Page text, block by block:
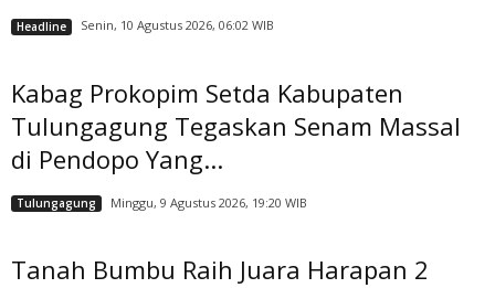
Headline Senin, 10 Agustus 2026, 06:02 WIB
Kabag Prokopim Setda Kabupaten
Tulungagung Tegaskan Senam Massal
di Pendopo Yang...
Tulungagung Minggu, 9 Agustus 2026, 19:20 WIB
Tanah Bumbu Raih Juara Harapan 2